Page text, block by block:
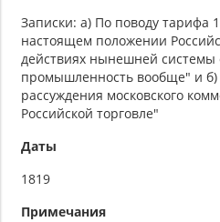
Записки: а) По поводу тарифа
настоящем положении
действиях нынешней
промышленность вообще" и б)
рассуждения московского
Российской торговле"
Даты
1819
Примечания